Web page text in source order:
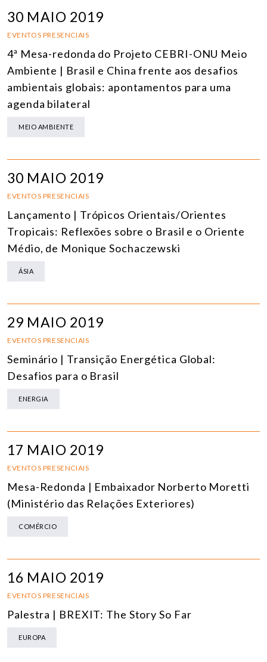
30 MAIO 2019
EVENTOS PRESENCIAIS
4ª Mesa-redonda do Projeto CEBRI-ONU Meio
Ambiente | Brasil e China frente aos desafios
ambientais globais: apontamentos para uma
agenda bilateral
MEIO AMBIENTE
30 MAIO 2019
EVENTOS PRESENCIAIS
Lançamento | Trópicos Orientais/Orientes
Tropicais: Reflexões sobre o Brasil e o Oriente
Médio, de Monique Sochaczewski
ÁSIA
29 MAIO 2019
EVENTOS PRESENCIAIS
Seminário | Transição Energética Global:
Desafios para o Brasil
ENERGIA
17 MAIO 2019
EVENTOS PRESENCIAIS
Mesa-Redonda | Embaixador Norberto Moretti
(Ministério das Relações Exteriores)
COMÉRCIO
16 MAIO 2019
EVENTOS PRESENCIAIS
Palestra | BREXIT: The Story So Far
EUROPA